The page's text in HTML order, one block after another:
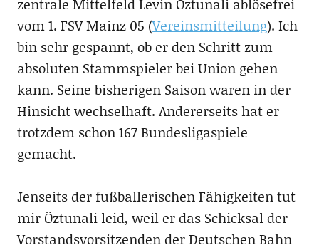
zentrale Mittelfeld Levin Öztunali ablösefrei
vom 1. FSV Mainz 05 (Vereinsmitteilung). Ich
bin sehr gespannt, ob er den Schritt zum
absoluten Stammspieler bei Union gehen
kann. Seine bisherigen Saison waren in der
Hinsicht wechselhaft. Andererseits hat er
trotzdem schon 167 Bundesligaspiele
gemacht.
Jenseits der fußballerischen Fähigkeiten tut
mir Öztunali leid, weil er das Schicksal der
Vorstandsvorsitzenden der Deutschen Bahn